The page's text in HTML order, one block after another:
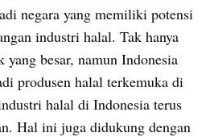
negara yang memiliki potensi
industri halal. Tak hanya
yang besar, namun Indonesia
produsen halal terkemuka di
halal di Indonesia terus
Hal ini juga didukung dengan